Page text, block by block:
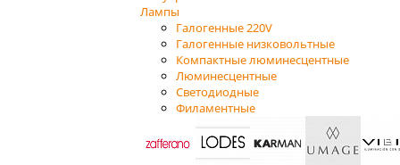
Лампы
Галогенные 220V
Галогенные низковольтные
Компактные люминесцентные
Люминесцентные
Светодиодные
Филаментные